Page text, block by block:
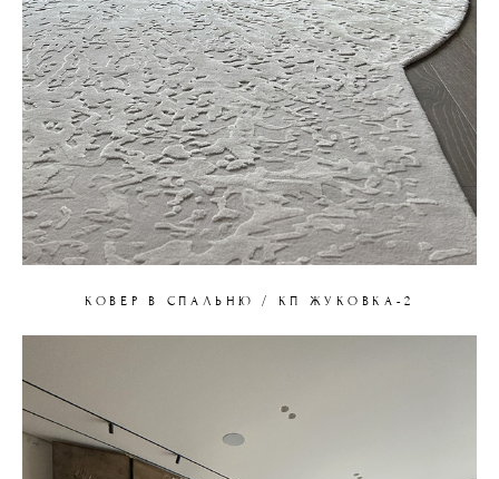
КОВЕР В СПАЛЬНЮ / КП ЖУКОВКА-2